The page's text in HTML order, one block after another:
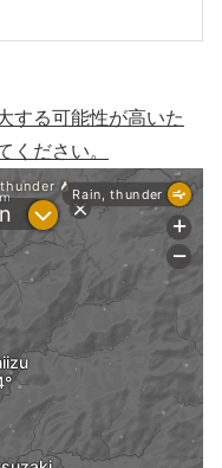
する可能性が高いた
ください。